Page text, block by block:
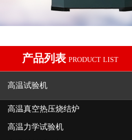
产品列表 PRODUCT LIST
高温试验机
高温真空热压烧结炉
高温力学试验机